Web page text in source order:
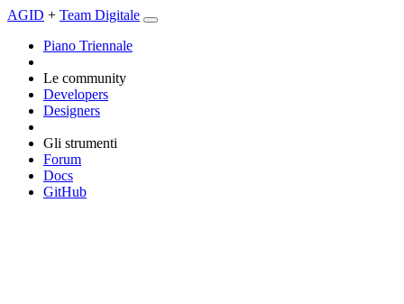
AGID + Team Digitale
Piano Triennale
Le community
Developers
Designers
Gli strumenti
Forum
Docs
GitHub